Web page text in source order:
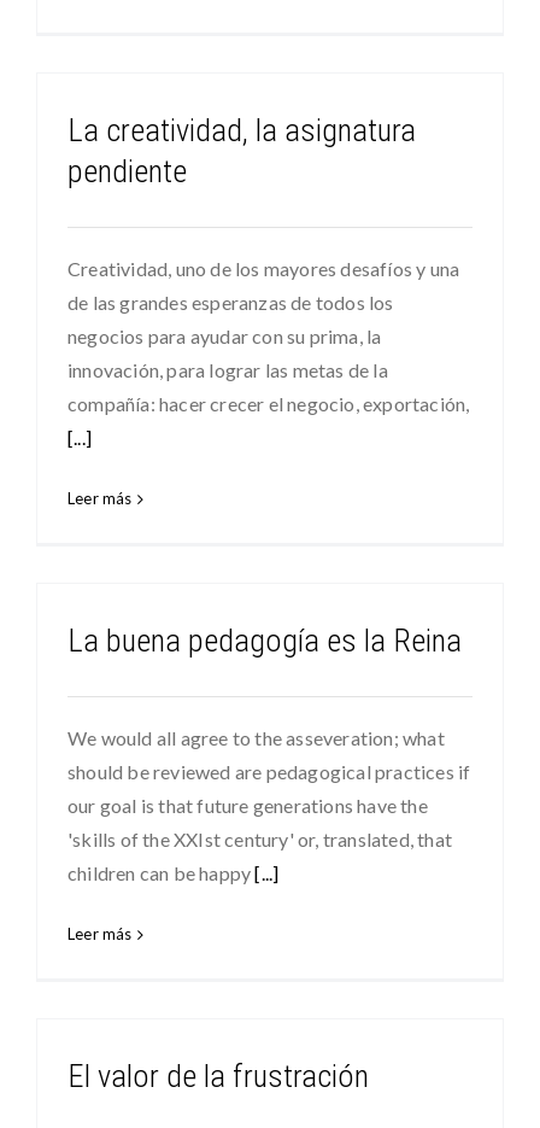
La creatividad, la asignatura
pendiente
Creatividad, uno de los mayores desafíos y una
de las grandes esperanzas de todos los
negocios para ayudar con su prima, la
innovación, para lograr las metas de la
compañía: hacer crecer el negocio, exportación,
[...]
Leer más
La buena pedagogía es la Reina
We would all agree to the asseveration; what
should be reviewed are pedagogical practices if
our goal is that future generations have the
'skills of the XXIst century' or, translated, that
children can be happy[...]
Leer más
El valor de la frustración